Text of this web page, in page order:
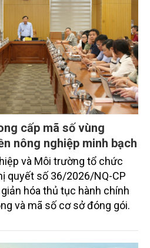
cấp mã số vùng
nông nghiệp minh bạch
và Môi trường tổ chức
quyết số 36/2026/NQ-CP
hóa thủ tục hành chính
và mã số cơ sở đóng gói.